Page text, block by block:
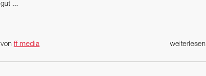
gut ...
weiterlesen
von ff media